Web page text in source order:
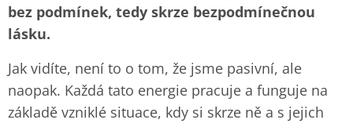
bez podmínek, tedy skrze bezpodmínečnou
lásku.
Jak vidíte, není to o tom, že jsme pasivní, ale
naopak. Každá tato energie pracuje a funguje na
základě vzniklé situace, kdy si skrze ně a s jejich